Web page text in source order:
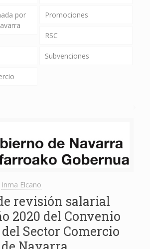
por
Promociones
RSC
Subvenciones
Inma Elcano
revisión salarial
2020 del Convenio
Sector Comercio